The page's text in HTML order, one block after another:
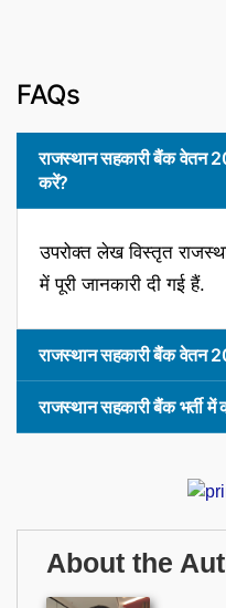
FAQs
राजस्थान सहकारी बैंक वेतन
करें?
उपरोक्त लेख विस्तृत
में पूरी जानकारी दी गई हैं.
राजस्थान सहकारी बैंक वेतन
राजस्थान सहकारी बैंक भर्ती
About the